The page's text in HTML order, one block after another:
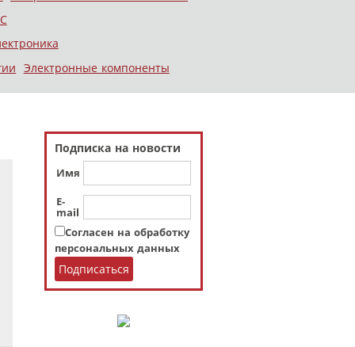
Электронные компоненты
Подписка на новости
Имя
E-
mail
Согласен на обработку
персональных данных